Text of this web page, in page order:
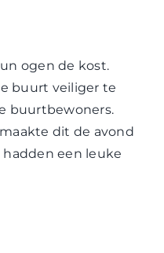
ogen de kost.
buurt veiliger te
buurtbewoners.
dit de avond
een leuke